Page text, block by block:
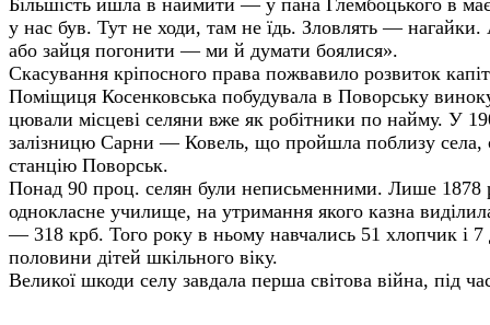
у нас був. Тут не ходи, там не їдь. Зловлять —
або зайця погонити — ми й думати боялися».
Скасування кріпосного права пожвавило розвиток
Поміщиця Косенковська побудувала в Поворську
цювали місцеві селяни вже як робітники по найму. У
залізницю Сарни — Ковель, що пройшла поблизу села,
станцію Поворськ.
Понад 90 проц. селян були неписьменними. Лише 1878
однокласне училище, на утримання якого казна
— 318 крб. Того року в ньому навчались 51 хлопчик і 7
половини дітей шкільного віку.
Великої шкоди селу завдала перша світова війна, під